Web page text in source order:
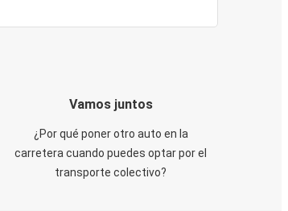
Vamos juntos
¿Por qué poner otro auto en la
carretera cuando puedes optar por el
transporte colectivo?